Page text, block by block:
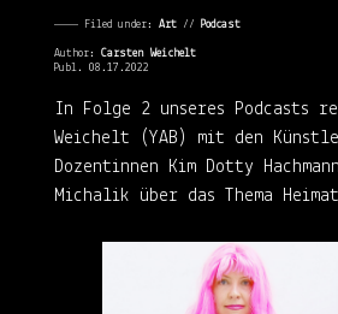
———— Filed under: Art⁄⁄ Podcast
Author: Carsten Weichelt
Publ. 08.17.2022
In Folge 2 unseres Podcasts
Weichelt (YAB) mit den
Dozentinnen Kim Dotty
Michalik über das Thema